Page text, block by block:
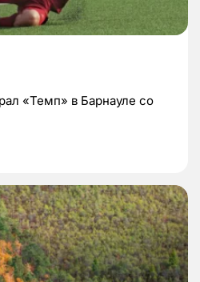
«Темп» в Барнауле со